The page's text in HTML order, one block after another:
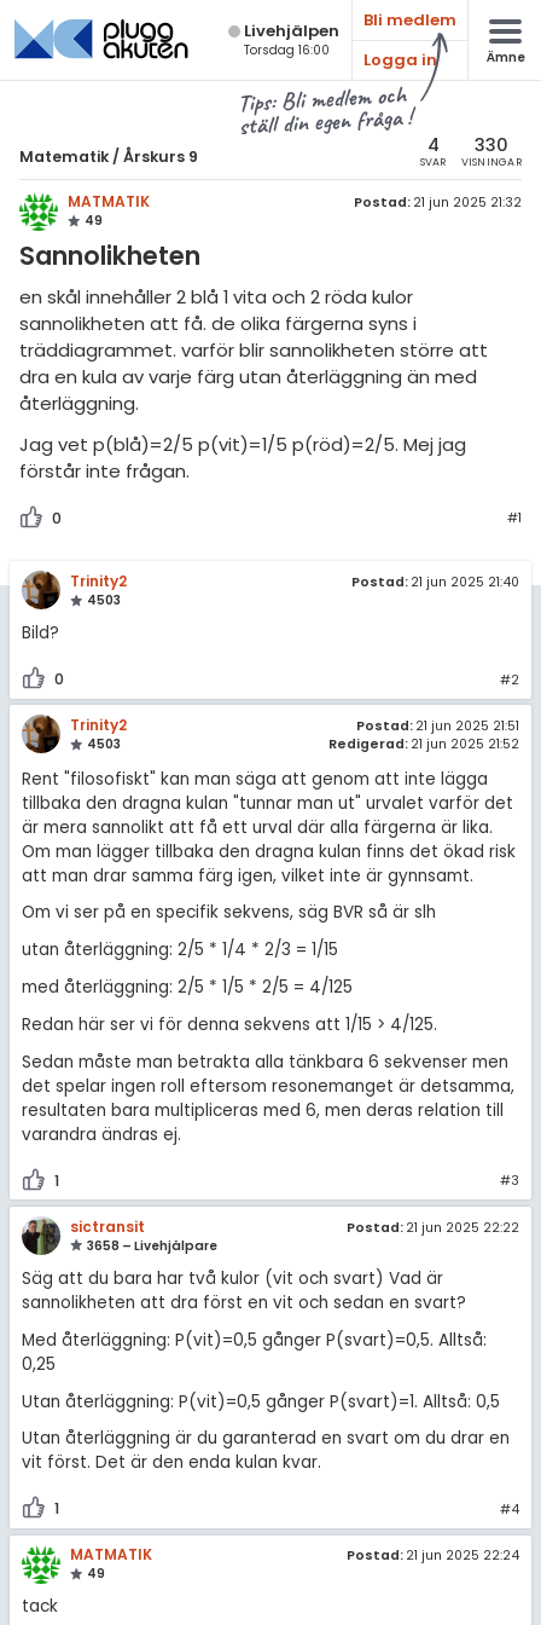
Live­hjälpen
Torsdag 16:00
Bli medlem
Logga in
Ämne
Tips: Bli medlem och
ställ din egen fråga !
Matematik /Årskurs 9 4
SVAR
330
VISNINGAR
MATMATIK
49
Postad: 21 jun 2025 21:32
Sannolikheten
en skål innehåller 2 blå 1 vita och 2 röda kulor
sannolikheten att få. de olika färgerna syns i
träddiagrammet. varför blir sannolikheten större att
dra en kula av varje färg utan återläggning än med
återläggning.
Jag vet p(blå)=2/5 p(vit)=1/5 p(röd)=2/5. Mej jag
förstår inte frågan.
0 #1
Trinity2
4503
Postad: 21 jun 2025 21:40
Bild?
0 #2
Trinity2
4503
Postad: 21 jun 2025 21:51
Redigerad: 21 jun 2025 21:52
Rent "filosofiskt" kan man säga att genom att inte lägga
tillbaka den dragna kulan "tunnar man ut" urvalet varför det
är mera sannolikt att få ett urval där alla färgerna är lika.
Om man lägger tillbaka den dragna kulan finns det ökad risk
att man drar samma färg igen, vilket inte är gynnsamt.
Om vi ser på en specifik sekvens, säg BVR så är slh
utan återläggning: 2/5 * 1/4 * 2/3 = 1/15
med återläggning: 2/5 * 1/5 * 2/5 = 4/125
Redan här ser vi för denna sekvens att 1/15 > 4/125.
Sedan måste man betrakta alla tänkbara 6 sekvenser men
det spelar ingen roll eftersom resonemanget är detsamma,
resultaten bara multipliceras med 6, men deras relation till
varandra ändras ej.
1 #3
sictransit
3658 – Livehjälpare
Postad: 21 jun 2025 22:22
Säg att du bara har två kulor (vit och svart) Vad är
sannolikheten att dra först en vit och sedan en svart?
Med återläggning: P(vit)=0,5 gånger P(svart)=0,5. Alltså:
0,25
Utan återläggning: P(vit)=0,5 gånger P(svart)=1. Alltså: 0,5
Utan återläggning är du garanterad en svart om du drar en
vit först. Det är den enda kulan kvar.
1 #4
MATMATIK
49
Postad: 21 jun 2025 22:24
tack
Alla ämnen
Matematik
Alla trådar
Årskurs 9
Matte 1
Matte 3
Inför högskolan
MaFy (mattedelen)
Livehjälpen
Topplistor
Regler
För lärare
7 inloggade
Om Pluggakuten
Cookie-inställningar
& Bygg
ämnen
diskussioner